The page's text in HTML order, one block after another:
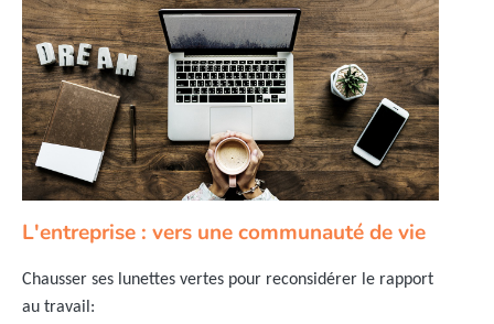
L'entreprise : vers une communauté de vie
Chausser ses lunettes vertes pour reconsidérer l e rapport
au travail: